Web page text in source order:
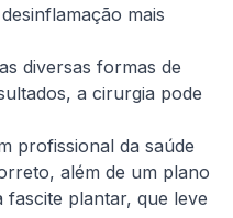
mais
diversas formas de
a cirurgia pode
profissional da saúde
além de um plano
fascite plantar, que leve